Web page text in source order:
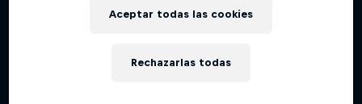
Rechazarlas todas
Aceptar todas las cookies